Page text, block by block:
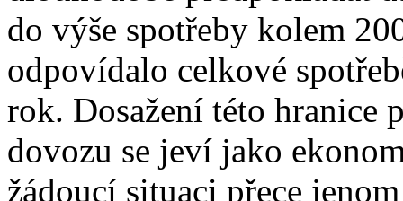
do výše spotřeby kolem
odpovídalo celkové
rok. Dosažení této hranice
dovozu se jeví jako
žádoucí situaci přece